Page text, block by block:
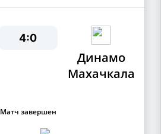
4:0
Динамо
Махачкала
Матч завершен